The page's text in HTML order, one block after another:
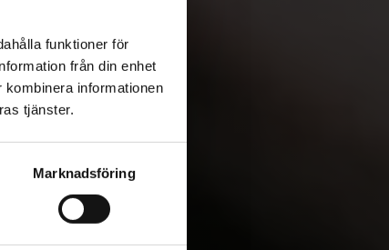
funktioner för
från din enhet
informationen
tjänster.
Marknadsföring